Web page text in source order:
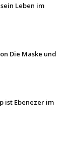
Leben im
Die Maske und
ist Ebenezer im